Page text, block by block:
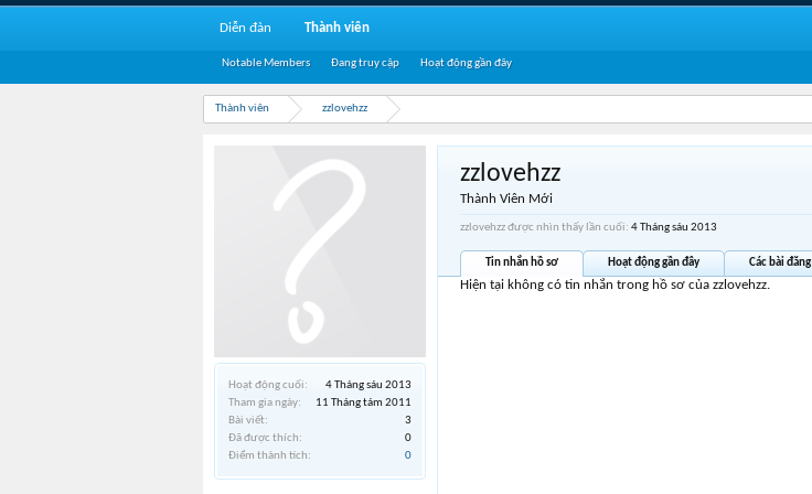
Thành viên zzlovehzz
Hoạt động cuối:
4 Tháng sáu 2013
Tham gia ngày:
11 Tháng tám 2011
Bài viết:
3
Đã được thích:
0
Điểm thành tích:
0
zzlovehzz
Thành Viên Mới
zzlovehzz được nhìn thấy lần cuối: 4 Tháng sáu 2013
Tin nhắn hồ sơ Hoạt động gần đây Các bài đăng
Hiện tại không có tin nhắn trong hồ sơ của zzlovehzz.
Diễn đàn Thành viên
Notable Members Đang truy cập Hoạt động gần đây